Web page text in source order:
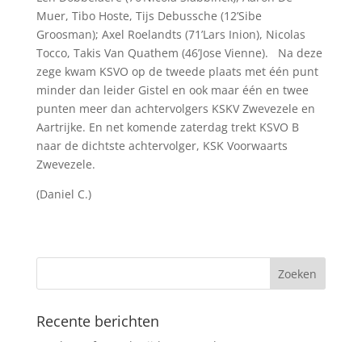
Muer, Tibo Hoste, Tijs Debussche (12’Sibe
Groosman); Axel Roelandts (71’Lars Inion), Nicolas
Tocco, Takis Van Quathem (46’Jose Vienne). Na deze
zege kwam KSVO op de tweede plaats met één punt
minder dan leider Gistel en ook maar één en twee
punten meer dan achtervolgers KSKV Zwevezele en
Aartrijke. En net komende zaterdag trekt KSVO B
naar de dichtste achtervolger, KSK Voorwaarts
Zwevezele.
(Daniel C.)
Recente berichten